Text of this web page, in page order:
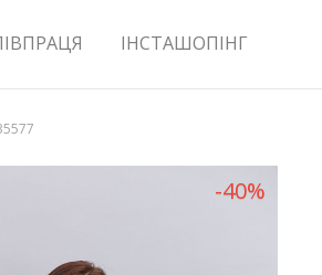
ІНСТАШОПІНГ
-40%